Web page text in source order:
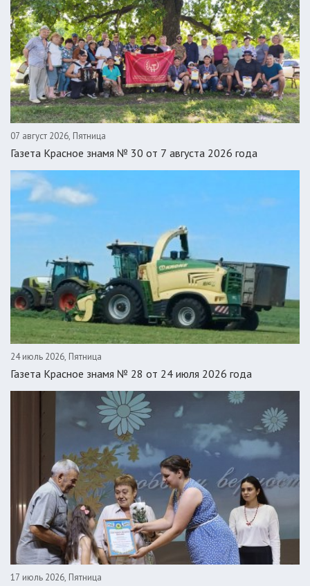
07 август 2026, Пятница
Газета Красное знамя № 30 от 7 августа 2026 года
24 июль 2026, Пятница
Газета Красное знамя № 28 от 24 июля 2026 года
17 июль 2026, Пятница